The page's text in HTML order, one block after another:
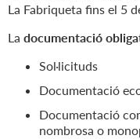
La Fabriqueta fins el 5
La documentació
Sol·licituds
Documentació
Documentació
nombrosa o